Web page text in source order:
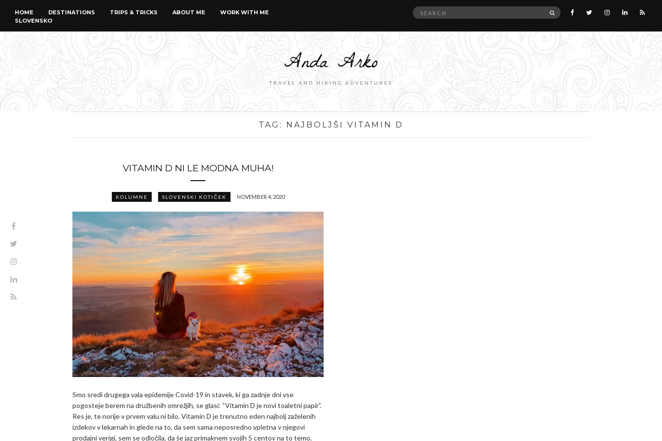
HOME DESTINATIONS TRIPS & TRICKS ABOUT ME
WORK WITH ME
SLOVENSKO
Search
SEARCH
TRAVEL AND HIKING ADVENTURES
TAG: NAJBOLJŠI VITAMIN D
VITAMIN D NI LE MODNA MUHA!
KOLUMNE SLOVENSKI KOTIČEK NOVEMBER 4, 2020
Smo sredi drugega vala epidemije Covid-19 in stavek, ki ga zadnje dni vse
pogosteje berem na družbenih omrežjih, se glasi: “Vitamin D je novi toaletni papir”.
Res je, te norije v prvem valu ni bilo. Vitamin D je trenutno eden najbolj zaželenih
izdekov v lekarnah in glede na to, da sem sama neposredno vpletna v njegovi
prodajni verigi, sem se odločila, da še jaz primaknem svojih 5 centov na to temo.